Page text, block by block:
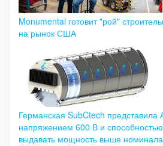
Monumental готовит "рой"
на рынок США
Германская SubCtech
напряжением 600 В и
выдавать мощность выше номинала